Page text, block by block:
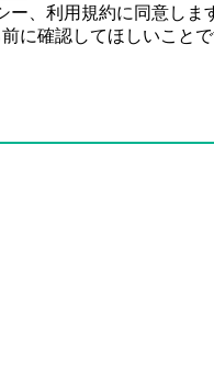
ー
利用規約に同意しま
に確認してほしいこと